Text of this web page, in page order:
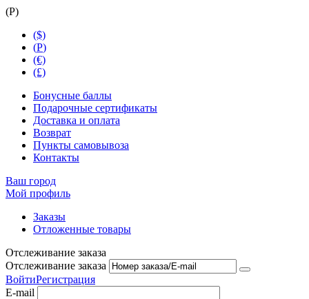
(Р)
($)
(Р)
(€)
(£)
Бонусные баллы
Подарочные сертификаты
Доставка и оплата
Возврат
Пункты самовывоза
Контакты
Ваш город
Мой профиль
Заказы
Отложенные товары
Отслеживание заказа
Отслеживание заказа
ВойтиРегистрация
E-mail